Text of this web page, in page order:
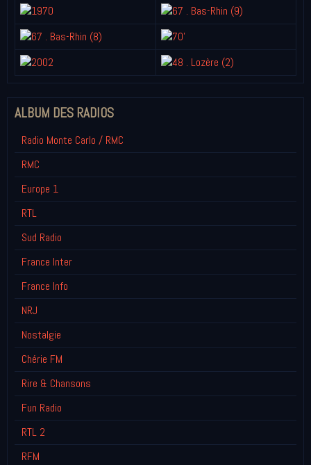
ALBUM DES RADIOS
Radio Monte Carlo / RMC
RMC
Europe 1
RTL
Sud Radio
France Inter
France Info
NRJ
Nostalgie
Chérie FM
Rire & Chansons
Fun Radio
RTL 2
RFM